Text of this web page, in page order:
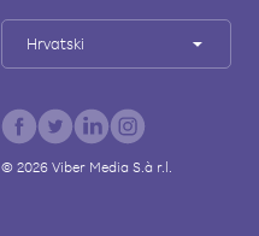
Hrvatski
© 2026Viber Media S.à r.l.